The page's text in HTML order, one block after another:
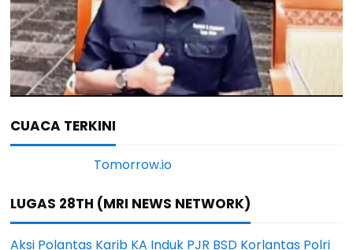
CUACA TERKINI
LUGAS 28TH (MRI NEWS NETWORK)
Aksi Polantas Karib KA Induk PJR BSD Korlantas Polri